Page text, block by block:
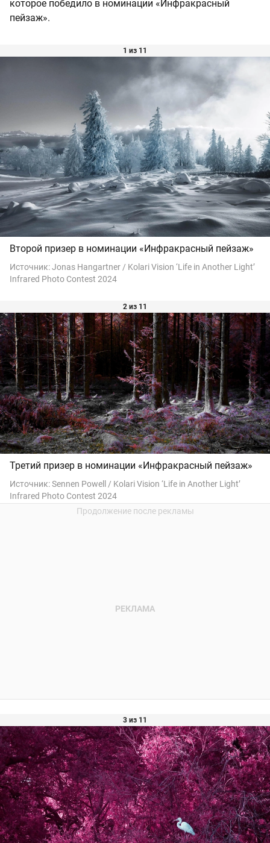
которое победило в номинации «Инфракрасный
пейзаж».
1 из 11
Второй призер в номинации «Инфракрасный пейзаж»
Источник:Jonas Hangartner / Kolari Vision ‘Life in Another Light’
Infrared Photo Contest 2024
2 из 11
Третий призер в номинации «Инфракрасный пейзаж»
Источник:Sennen Powell / Kolari Vision ‘Life in Another Light’
Infrared Photo Contest 2024
3 из 11